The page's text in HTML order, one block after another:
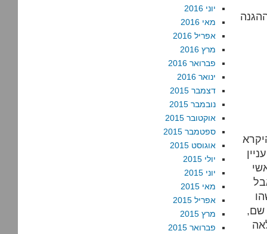
שם,
יוני 2016
מאי 2016
אפריל 2016
מרץ 2016
פברואר 2016
ינואר 2016
דצמבר 2015
נובמבר 2015
אוקטובר 2015
ספטמבר 2015
אוגוסט 2015
יולי 2015
יוני 2015
מאי 2015
אפריל 2015
מרץ 2015
פברואר 2015